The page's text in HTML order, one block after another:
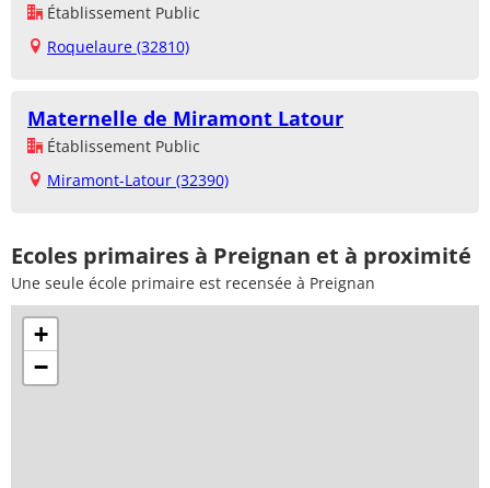
Établissement Public
Roquelaure (32810)
Maternelle de Miramont Latour
Établissement Public
Miramont-Latour (32390)
Ecoles primaires à Preignan et à proximité
Une seule école primaire est recensée à Preignan
+
−